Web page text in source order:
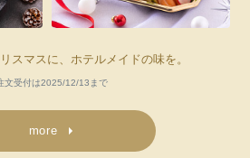
スマスに、ホテルメイドの味を。
文受付は2025/12/13まで
more